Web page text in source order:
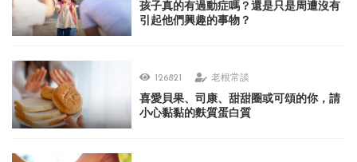
孩子真的有過動症嗎？還是只是周遭沒有
引起他們興趣的事物？
126821 老根常談
喜愛貝果、司康、甜甜圈或可頌的你，請
小心黏黏的麩質蛋白質